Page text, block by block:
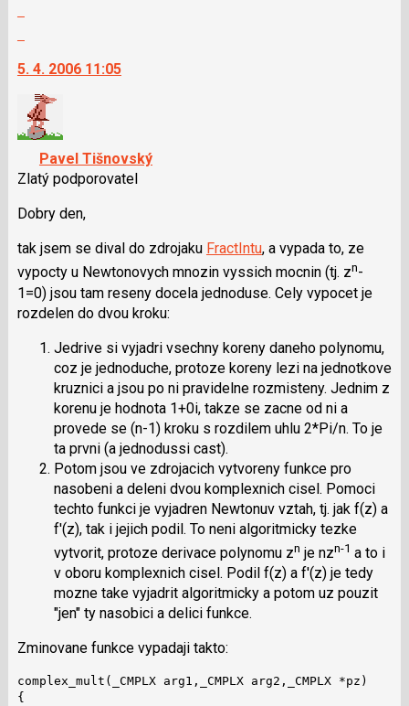
nový
názor
další
nový
názor.
K
navigaci
lze
použít
i
N
pro
následující
a
pro
předchozí
nový
názor
5. 4. 2006 11:05
Pavel Tišnovský
Zlatý podporovatel
Dobry den,
tak jsem se dival do zdrojaku FractIntu, a vypada to, ze
vypocty u Newtonovych mnozin vyssich mocnin (tj. zn-
1=0) jsou tam reseny docela jednoduse. Cely vypocet je
rozdelen do dvou kroku:
Jedrive si vyjadri vsechny koreny daneho polynomu,
coz je jednoduche, protoze koreny lezi na jednotkove
kruznici a jsou po ni pravidelne rozmisteny. Jednim z
korenu je hodnota 1+0i, takze se zacne od ni a
provede se (n-1) kroku s rozdilem uhlu 2*Pi/n. To je
ta prvni (a jednodussi cast).
Potom jsou ve zdrojacich vytvoreny funkce pro
nasobeni a deleni dvou komplexnich cisel. Pomoci
techto funkci je vyjadren Newtonuv vztah, tj. jak f(z) a
f'(z), tak i jejich podil. To neni algoritmicky tezke
vytvorit, protoze derivace polynomu zn je nzn-1 a to i
v oboru komplexnich cisel. Podil f(z) a f'(z) je tedy
mozne take vyjadrit algoritmicky a potom uz pouzit
"jen" ty nasobici a delici funkce.
Zminovane funkce vypadaji takto:
complex_mult(_CMPLX arg1,_CMPLX arg2,_CMPLX *pz)
{